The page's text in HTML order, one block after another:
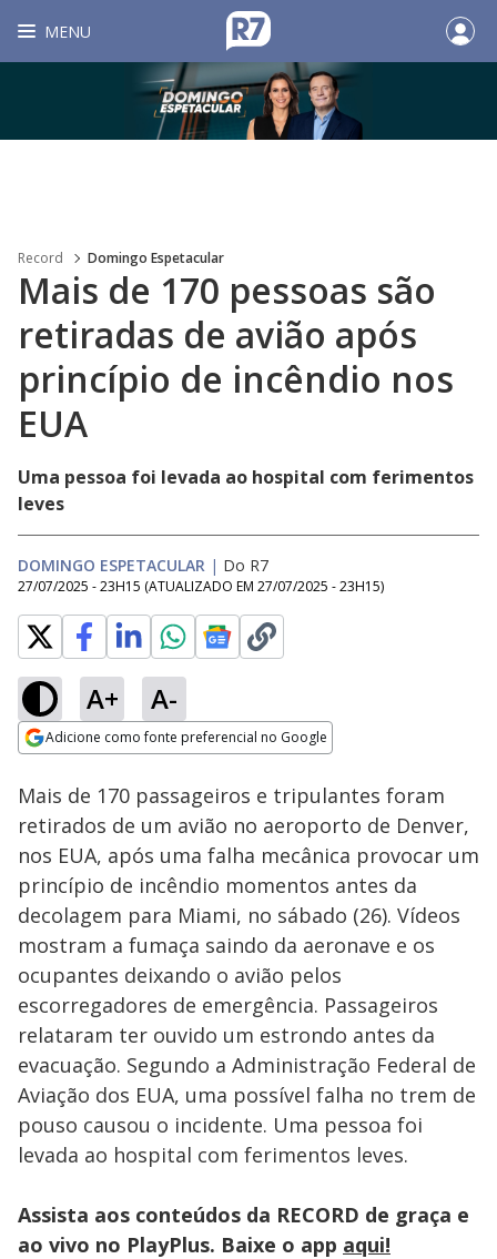
MENU
Record Domingo Espetacular
Mais de 170 pessoas são
retiradas de avião após
princípio de incêndio nos
EUA
Uma pessoa foi levada ao hospital com ferimentos
leves
DOMINGO ESPETACULAR | Do R7
27/07/2025 - 23H15 (ATUALIZADO EM 27/07/2025 - 23H15)
A+ A-
Adicione como fonte preferencial no Google
Ativar
100.00%
Mais de 170 passageiros e tripulantes foram
retirados de um avião no aeroporto de Denver,
nos EUA, após uma falha mecânica provocar um
princípio de incêndio momentos antes da
decolagem para Miami, no sábado (26). Vídeos
mostram a fumaça saindo da aeronave e os
ocupantes deixando o avião pelos
escorregadores de emergência. Passageiros
relataram ter ouvido um estrondo antes da
evacuação. Segundo a Administração Federal de
Aviação dos EUA, uma possível falha no trem de
pouso causou o incidente. Uma pessoa foi
levada ao hospital com ferimentos leves.
Assista aos conteúdos da RECORD de graça e
ao vivo no PlayPlus. Baixe o app aqui!